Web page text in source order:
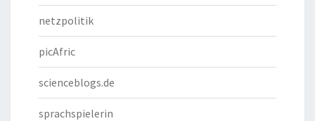
netzpolitik
picAfric
scienceblogs.de
sprachspielerin